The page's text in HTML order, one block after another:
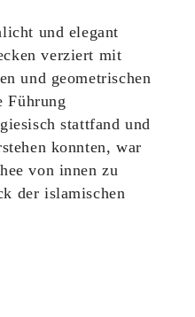
und elegant
verziert mit
und geometrischen
Führung
stattfand und
konnten, war
von innen zu
der islamischen